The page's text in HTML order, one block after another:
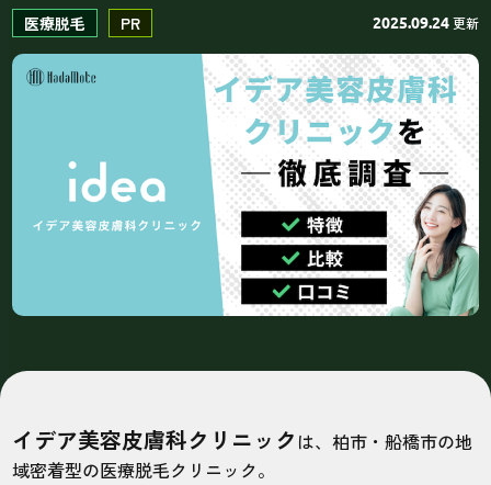
医療脱毛 PR 2025.09.24更新
イデア美容皮膚科クリニック は、柏市・船橋市の地
域密着型の医療脱毛クリニック。